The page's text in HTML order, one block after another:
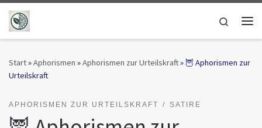
Zum Inhalt springen
Search
Start»Aphorismen »Aphorismen zur Urteilskraft»🦉 Aphorismen zur
Urteilskraft
APHORISMEN ZUR URTEILSKRAFT SATIRE